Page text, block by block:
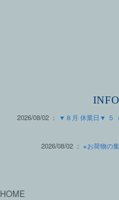
2026/08/02 ：
▼８月 休業日▼ ５（
2026/08/02 ： ※お荷物の
HOME